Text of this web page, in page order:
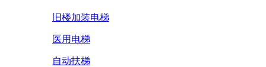
旧楼加装电梯
医用电梯
自动扶梯